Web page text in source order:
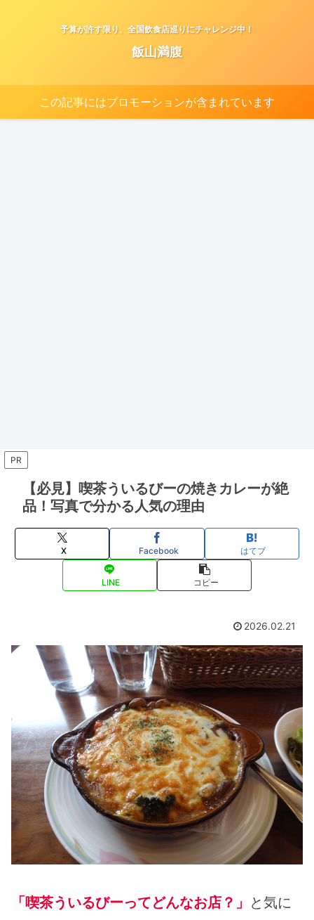
予算が許す限り、全国飲食店巡りにチャレンジ中！
飯山満腹
この記事にはプロモーションが含まれています
PR
【必見】喫茶ういるびーの焼きカレーが絶
品！写真で分かる人気の理由
X Facebook はてブ
LINE コピー
2026.02.21
「喫茶ういるびーってどんなお店？」 と気に